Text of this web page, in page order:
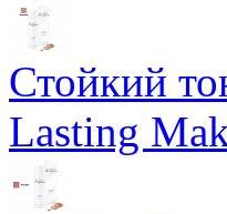
Стойкий
Lasting